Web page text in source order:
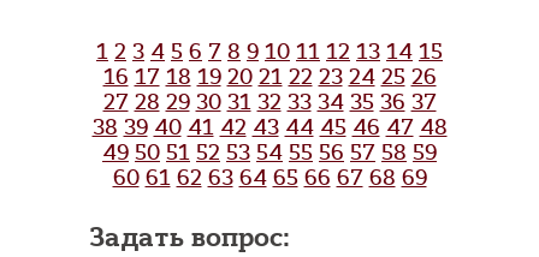
1 2 3 4 5 6 7 8 9 10 11 12 13 14 15
16 17 18 19 20 21 22 23 24 25 26
27 28 29 30 31 32 33 34 35 36 37
38 39 40 41 42 43 44 45 46 47 48
49 50 51 52 53 54 55 56 57 58 59
60 61 62 63 64 65 66 67 68 69
Задать вопрос: